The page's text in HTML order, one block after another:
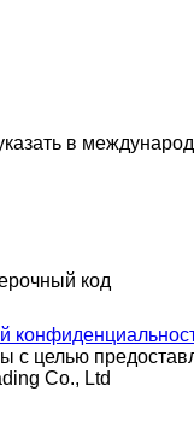
в
код
целью
Co., Ltd